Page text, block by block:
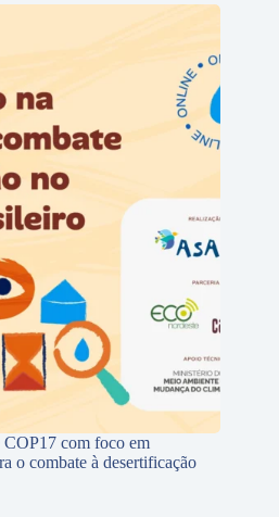
com foco em
o combate à desertificação